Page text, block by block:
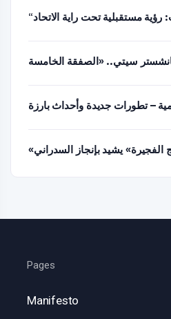
– تطورات جديدة وأحداث بارزة
الفجيرة» يشيد بإنجاز السدراني
Pages
Manifesto